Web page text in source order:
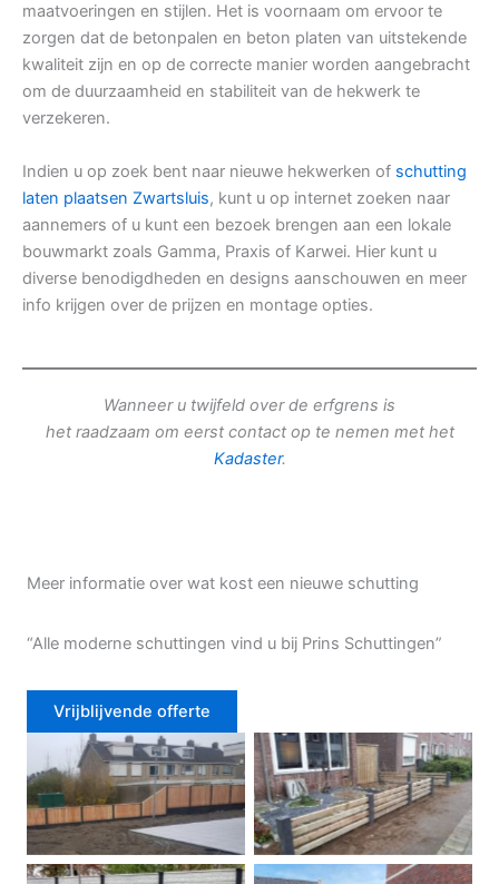
maatvoeringen en stijlen. Het is voornaam om ervoor te
zorgen dat de betonpalen en beton platen van uitstekende
kwaliteit zijn en op de correcte manier worden aangebracht
om de duurzaamheid en stabiliteit van de hekwerk te
verzekeren.
Indien u op zoek bent naar nieuwe hekwerken of schutting
laten plaatsen Zwartsluis, kunt u op internet zoeken naar
aannemers of u kunt een bezoek brengen aan een lokale
bouwmarkt zoals Gamma, Praxis of Karwei. Hier kunt u
diverse benodigdheden en designs aanschouwen en meer
info krijgen over de prijzen en montage opties.
Wanneer u twijfeld over de erfgrens is
het raadzaam om eerst contact op te nemen met het
Kadaster.
Meer informatie over wat kost een nieuwe schutting
“Alle moderne schuttingen vind u bij Prins Schuttingen”
Vrijblijvende offerte
Douglas schutting Tuinhek voortuin